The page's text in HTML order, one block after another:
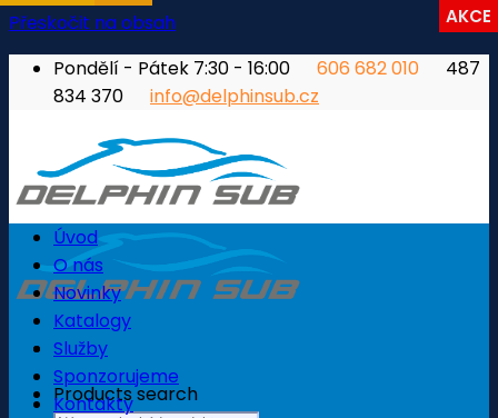
Přeskočit na obsah
Pondělí - Pátek 7:30 - 16:00
606 682 010
487
834 370
info@delphinsub.cz
Products search
Úvod
O nás
Novinky
Katalogy
Služby
Sponzorujeme
Kontakty
AKCE